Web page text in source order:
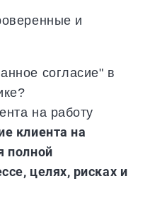
и
согласие" в
на работу
клиента на
полной
целях, рисках и